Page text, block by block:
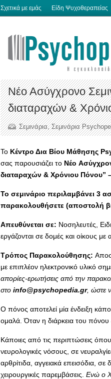
Σχετικά με εμάς Είδη Ψυχοθεραπείας
Νέο Ασύγχρονο
διαταραχών &
Σεμινάρια,Σεμινάρια
To Κέντρο Δια Βίου Μάθησης
σας παρουσιάζει το Νέο
διαταραχών & Χρόνιου Πόνου”
Το σεμινάριο περιλαμβάνει 3
παρακολουθήσετε (αποστολή
Απευθύνεται σε: Νοσηλευτές,
εργάζονται σε δομές και οίκους με
Τρόπος Παρακολούθησης:
με επιπλέον ηλεκτρονικό υλικό
απορίες-ερωτήσεις από την
στο info@psychopedia.gr, ώστε
Ο πόνος αποτελεί μία ένδειξη
ομαλά. Όταν η διάρκεια του πόνου
Κάποιες από τις περιπτώσεις
νευρολογικές νόσους, σε
αρθρίτιδα, αγγειακά επεισόδια,
χειρουργικές παρεμβάσεις. Ενώ ο